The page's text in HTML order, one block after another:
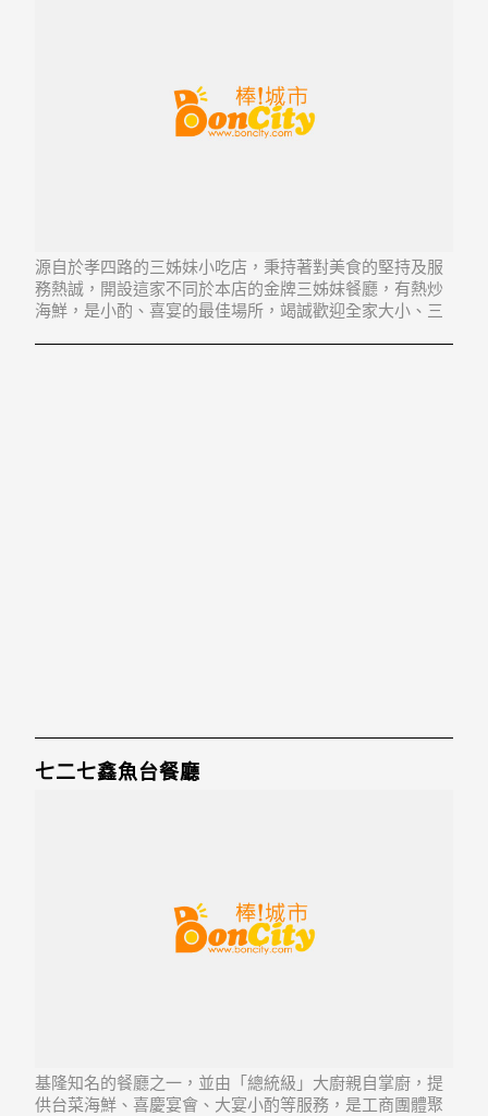
源自於孝四路的三姊妹小吃店，秉持著對美食的堅持及服
務熱誠，開設這家不同於本店的金牌三姊妹餐廳，有熱炒
海鮮，是小酌、喜宴的最佳場所，竭誠歡迎全家大小、三
七二七鑫魚台餐廳
基隆知名的餐廳之一，並由「總統級」大廚親自掌廚，提
供台菜海鮮、喜慶宴會、大宴小酌等服務，是工商團體聚